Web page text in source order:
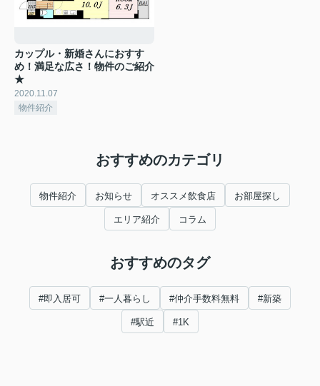
カップル・新婚さんにおすす
め！満足な広さ！物件のご紹介
★
2020.11.07
物件紹介
おすすめのカテゴリ
物件紹介 お知らせ オススメ飲食店 お部屋探し
エリア紹介 コラム
おすすめのタグ
#即入居可 #一人暮らし #仲介手数料無料 #新築
#駅近 #1K